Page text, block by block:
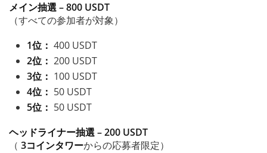
メイン抽選 – 800 USDT
（すべての参加者が対象）
1位： 400 USDT
2位： 200 USDT
3位： 100 USDT
4位： 50 USDT
5位： 50 USDT
ヘッドライナー抽選 – 200 USDT
（ 3コインタワーからの応募者限定）